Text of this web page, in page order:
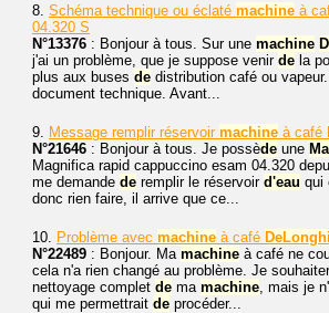
8. Schéma technique ou éclaté machine à
04.320 S
N°13376 : Bonjour à tous. Sur une machine
j'ai un problème, que je suppose venir de la
plus aux buses de distribution café ou
document technique. Avant...
9. Message remplir réservoir machine à café
N°21646 : Bonjour à tous. Je possède une
Magnifica rapid cappuccino esam 04.320
me demande de remplir le réservoir d'eau qui
donc rien faire, il arrive que ce...
10. Problème avec machine à café DeLonghi
N°22489 : Bonjour. Ma machine à café ne
cela n'a rien changé au problème. Je
nettoyage complet de ma machine, mais je
qui me permettrait de procéder...